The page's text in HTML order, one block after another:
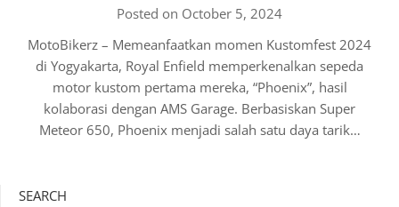
Posted on October 5, 2024
MotoBikerz – Memeanfaatkan momen Kustomfest 2024
di Yogyakarta, Royal Enfield memperkenalkan sepeda
motor kustom pertama mereka, “Phoenix”, hasil
kolaborasi dengan AMS Garage. Berbasiskan Super
Meteor 650, Phoenix menjadi salah satu daya tarik…
SEARCH